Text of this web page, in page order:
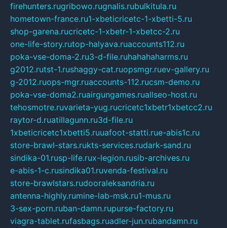
firehunters.rugribowo.rugnalis.rubulkitula.ru
hometown-france.ru1-xbeticricetc-1-xbetti-5.ru
shop-garena.rucricetc-1-xbetr-1-xbetcc-2.ru
one-life-story.rutop-halyava.ruaccounts112.ru
poka-vse-doma-2.ru3-d-file.ruhahahaharms.ru
g2012.rutst-1.rushaggy-cat.ruopsmgr.ruev-gallery.ru
g-2012.ruops-mgr.ruaccounts-112.rucsm-demo.ru
poka-vse-doma2.ruairgungames.ruallseo-host.ru
tehosmotre.ruvarieta-yug.rucricetc1xbetr1xbetcc2.ru
raytor-d.ruatillagunn.ru3d-file.ru
1xbeticricetc1xbetti5.ruuafoot-statti.rue-abis1c.ru
store-brawl-stars.rukts-services.rudark-sand.ru
sindika-01.rusp-life.rux-legion.rusib-archives.ru
e-abis-1-c.rusindika01.ruvenda-festival.ru
store-brawlstars.rudooraleksandria.ru
antenna-highly.rumine-lab-msk.ru1-mus.ru
3-sex-porn.ruban-damn.rupurse-factory.ru
viagra-tablet.rufasbags.ruadler-jun.rubandamn.ru